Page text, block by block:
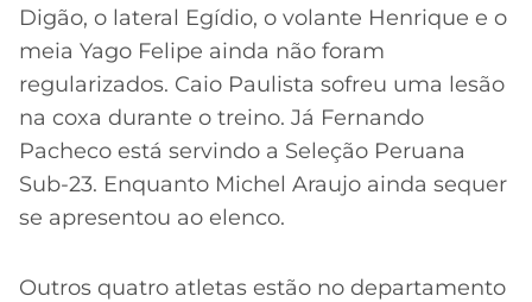
ATLÉTICO
MG
Digão, o lateral Egídio, o volante Henrique e o
meia Yago Felipe ainda não foram
regularizados. Caio Paulista sofreu uma lesão
na coxa durante o treino. Já Fernando
Pacheco está servindo a Seleção Peruana
Sub-23. Enquanto Michel Araujo ainda sequer
se apresentou ao elenco.
Outros quatro atletas estão no departamento